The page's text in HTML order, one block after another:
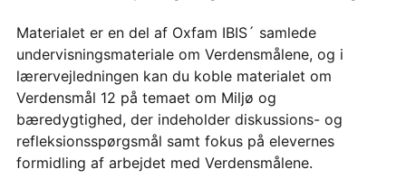
Materialet er en del af Oxfam IBIS´ samlede
undervisningsmateriale om Verdensmålene, og i
lærervejledningen kan du koble materialet om
Verdensmål 12 på temaet om Miljø og
bæredygtighed, der indeholder diskussions- og
refleksionsspørgsmål samt fokus på elevernes
formidling af arbejdet med Verdensmålene.